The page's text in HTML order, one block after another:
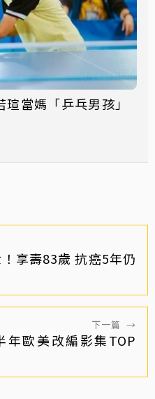
當媽「乒乓男孩」
！享壽83歲 抗癌5年仍
下一篇 →
年歐美改編影集TOP